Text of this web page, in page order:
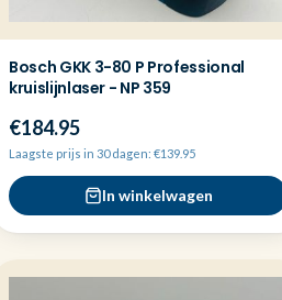
Bosch GKK 3-80 P Professional
kruislijnlaser - NP 359
€184.95
Laagste prijs in 30 dagen: €139.95
In winkelwagen